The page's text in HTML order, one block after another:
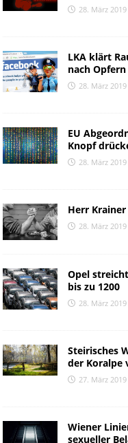
28. März 2019
LKA klärt
nach
28. März 2019
EU
Knopf
28. März 2019
Herr
28. März 2019
Opel
bis zu 1200
28. März 2019
Steirisches
der Koralpe
27. März 2019
Wiener
sexueller